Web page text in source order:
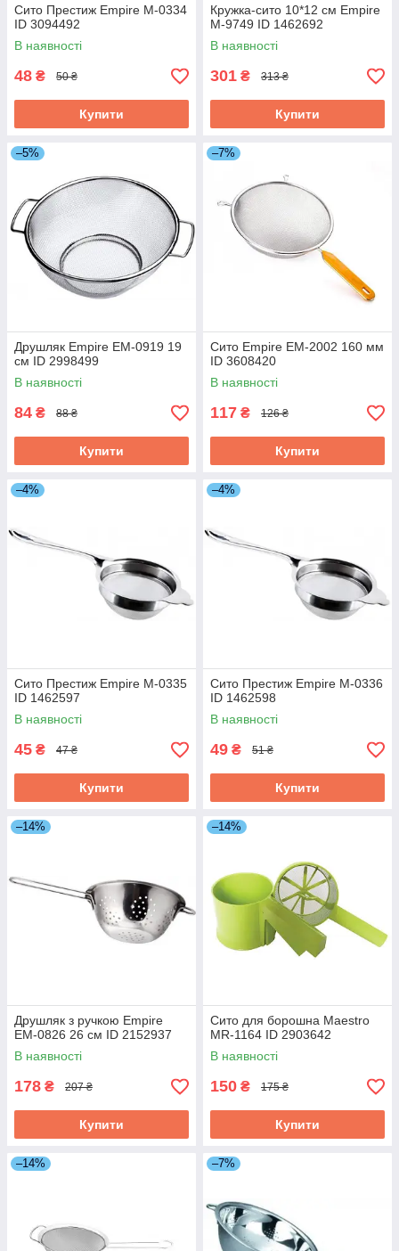
Сито Престиж Empire М-0334
ID 3094492
В наявності
48 ₴ 50 ₴
Купити
Кружка-сито 10*12 см Empire
М-9749 ID 1462692
В наявності
301 ₴ 313 ₴
Купити
–5%
Друшляк Empire EM-0919 19
см ID 2998499
В наявності
84 ₴ 88 ₴
Купити
–7%
Сито Empire EM-2002 160 мм
ID 3608420
В наявності
117 ₴ 126 ₴
Купити
–4%
Сито Престиж Empire М-0335
ID 1462597
В наявності
45 ₴ 47 ₴
Купити
–4%
Сито Престиж Empire М-0336
ID 1462598
В наявності
49 ₴ 51 ₴
Купити
–14%
Друшляк з ручкою Empire
EM-0826 26 см ID 2152937
В наявності
178 ₴ 207 ₴
Купити
–14%
Сито для борошна Maestro
MR-1164 ID 2903642
В наявності
150 ₴ 175 ₴
Купити
–14% –7%